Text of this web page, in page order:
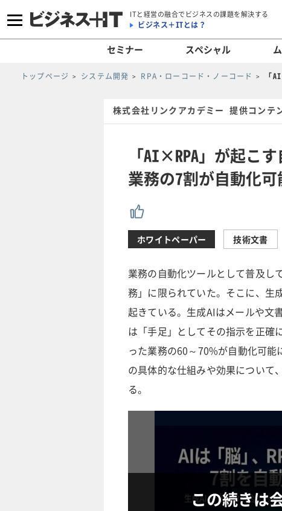
ITと経営の融合でビジネスの課題を解決する
ビジネス＋ITとは？
セミナー スペシャル
トップページ システム開発 RPA・ローコード・ノーコード 「
株式会社リンクアカデミー 提供コンテ
「AI×RPA」が起こ
業務の7割が自動化
ホワイトペーパー 技術文書
業務の自動化ツールとして普及し
務」に限られていた。そこに、生
起きている。生成AIはメールや文
は「手足」としてその指示を正確
った業務の60～70%が自動化可
の具体的な仕組みや効果について
る。
この続きは